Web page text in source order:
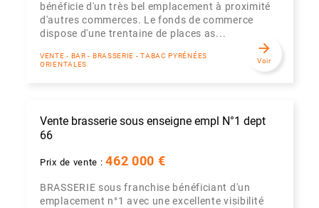
bénéficie d'un très bel emplacement à proximité
d'autres commerces. Le fonds de commerce
dispose d'une trentaine de places as...
VENTE - BAR - BRASSERIE - TABAC PYRÉNÉES
ORIENTALES
arrow_forward
Voir
Vente brasserie sous enseigne empl N°1 dept
66
Prix de vente :462 000 €
BRASSERIE sous franchise bénéficiant d'un
emplacement n°1 avec une excellente visibilité